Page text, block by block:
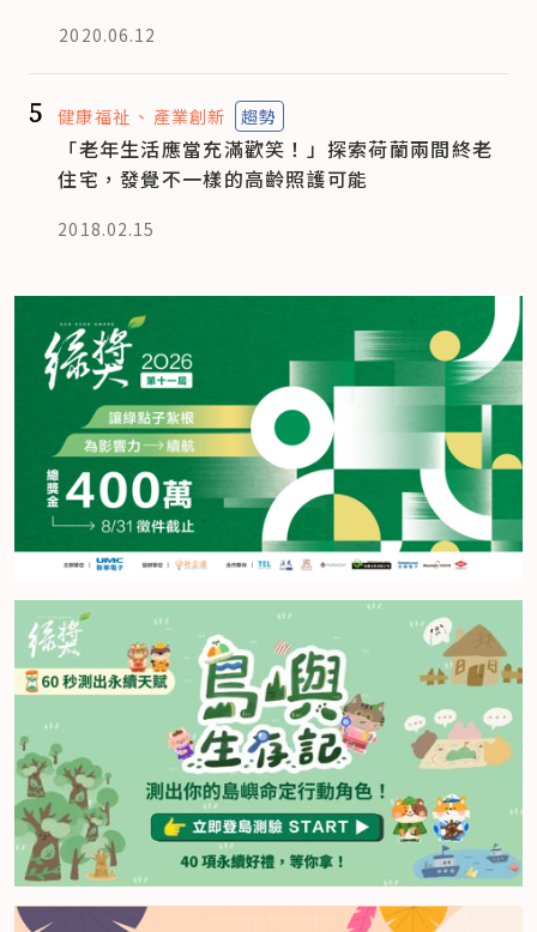
2020.06.12
5 健康福祉 產業創新 趨勢
「老年生活應當充滿歡笑！」探索荷蘭兩間終老
住宅，發覺不一樣的高齡照護可能
2018.02.15